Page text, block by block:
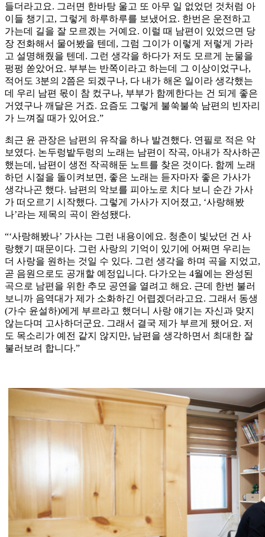
들더라고요. 그러면 한바탕 울고 또 아무 일 없었던 것처럼 아
이들 챙기고, 그렇게 하루하루를 보냈어요. 한번은 운전하고
가는데 길을 잘 모르겠는 거예요. 이럴 때 남편이 있었으면 당
장 전화해서 물어봤을 텐데, 그럼 그이가 이렇게 저렇게 가라
고 설명해줬을 텐데. 그런 생각을 하다가 저도 모르게 눈물을
펑펑 쏟았어요. 부부는 반쪽이라고 하는데 그 이상이었구나,
적어도 3분의 2쯤은 되겠구나, 다 내가 해온 일이라 생각했는
데 우리 남편 몫이 참 컸구나, 부부가 함께한다는 건 되게 좋은
거였구나 깨달은 거죠. 요즘도 그렇게 불쑥불쑥 남편의 빈자리
가 느껴질 때가 있어요.”
최근 윤 관장은 남편의 유작을 하나 발견했다. 연필로 적은 악
보였다. 논두렁밭두렁의 노래는 남편이 작곡, 아내가 작사하곤
했는데, 남편이 생전 작곡해둔 노트를 찾은 것이다. 함께 노래
하던 시절을 돌이켜보면, 좋은 노래는 듣자마자 좋은 가사가
생각나곤 했다. 남편의 악보를 피아노로 치다 보니 순간 가사
가 떠오르기 시작했다. 그렇게 가사가 지어졌고, ‘사랑해봤
나’라는 제목의 곡이 완성됐다.
“‘사랑해봤나’ 가사는 그런 내용이에요. 청춘이 빛났던 건 사
랑했기 때문이다. 그런 사랑의 기억이 있기에 어쩌면 우리는
더 사랑을 원하는 것일 수 있다. 그런 생각을 하며 곡을 지었고,
곧 음원으로도 공개할 예정입니다. 다가오는 4월에는 완성된
곡으로 남편을 위한 추모 공연을 열려고 해요. 근데 한번 불러
보니까 음역대가 제가 소화하긴 어렵겠더라고요. 그래서 동생
(가수 윤설하)에게 부르라고 했더니 사랑 얘기는 자신과 맞지
않는다며 고사하더군요. 그래서 결국 제가 부르게 됐어요. 저
도 목소리가 예전 같지 않지만, 남편을 생각하면서 최대한 잘
불러보려 합니다.”